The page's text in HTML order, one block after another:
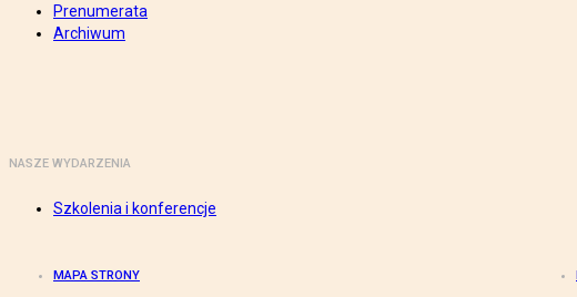
Prenumerata
Archiwum
NASZE WYDARZENIA
Szkolenia i konferencje
MAPA STRONY